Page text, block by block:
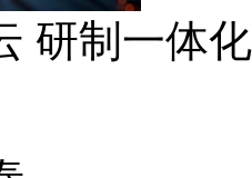
研制一体